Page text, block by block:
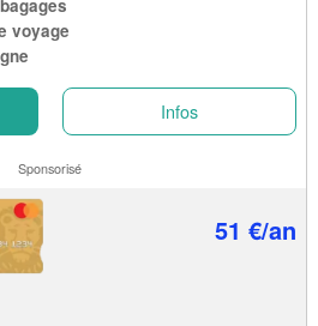
voyage
Infos
Sponsorisé
51 €/an